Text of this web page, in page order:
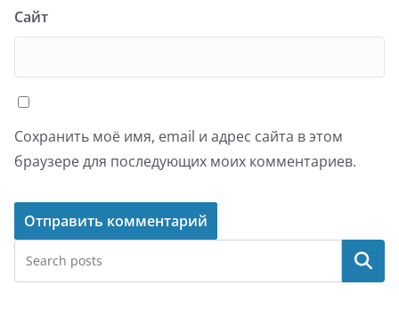
Сайт
Сохранить моё имя, email и адрес сайта в этом
браузере для последующих моих комментариев.
Поиск